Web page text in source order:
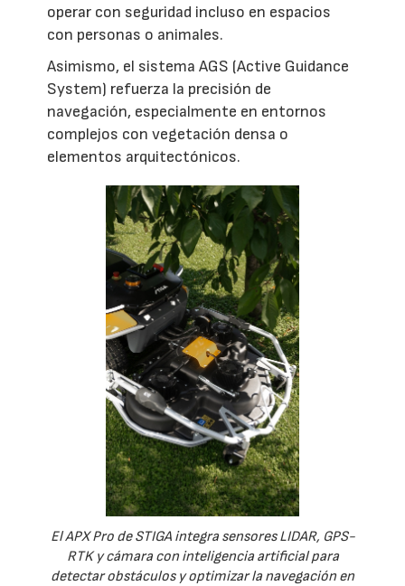
operar con seguridad incluso en espacios
con personas o animales.
Asimismo, el sistema AGS (Active Guidance
System) refuerza la precisión de
navegación, especialmente en entornos
complejos con vegetación densa o
elementos arquitectónicos.
El APX Pro de STIGA integra sensores LIDAR, GPS-
RTK y cámara con inteligencia artificial para
detectar obstáculos y optimizar la navegación en